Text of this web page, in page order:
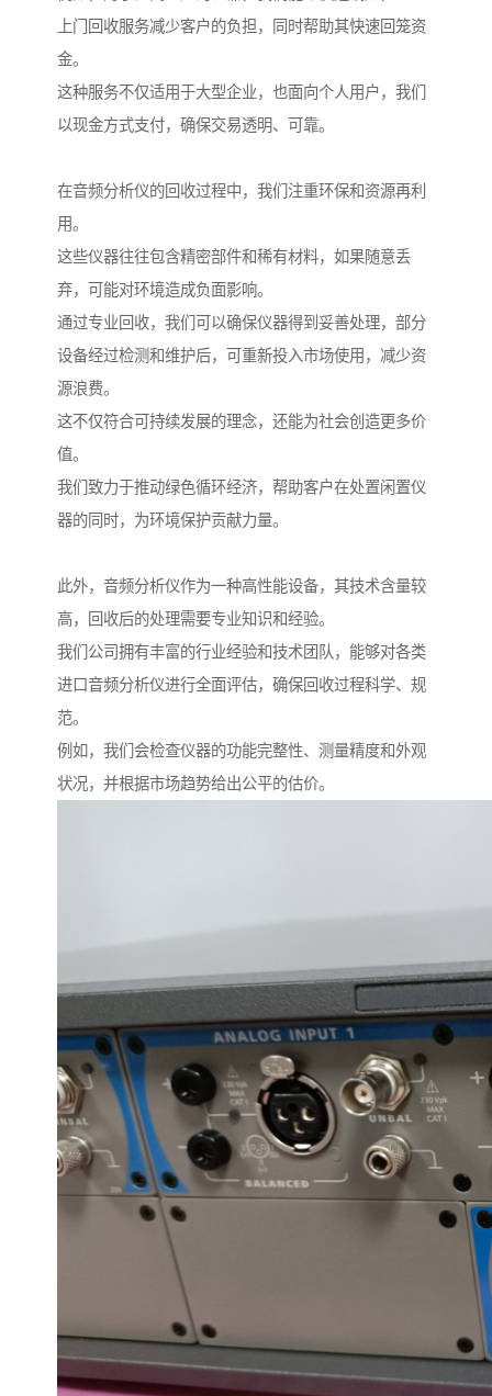
上门回收服务减少客户的负担，同时帮助其快速回笼资
金。
这种服务不仅适用于大型企业，也面向个人用户，我们
以现金方式支付，确保交易透明、可靠。
在音频分析仪的回收过程中，我们注重环保和资源再利
用。
这些仪器往往包含精密部件和稀有材料，如果随意丢
弃，可能对环境造成负面影响。
通过专业回收，我们可以确保仪器得到妥善处理，部分
设备经过检测和维护后，可重新投入市场使用，减少资
源浪费。
这不仅符合可持续发展的理念，还能为社会创造更多价
值。
我们致力于推动绿色循环经济，帮助客户在处置闲置仪
器的同时，为环境保护贡献力量。
此外，音频分析仪作为一种高性能设备，其技术含量较
高，回收后的处理需要专业知识和经验。
我们公司拥有丰富的行业经验和技术团队，能够对各类
进口音频分析仪进行全面评估，确保回收过程科学、规
范。
例如，我们会检查仪器的功能完整性、测量精度和外观
状况，并根据市场趋势给出公平的估价。